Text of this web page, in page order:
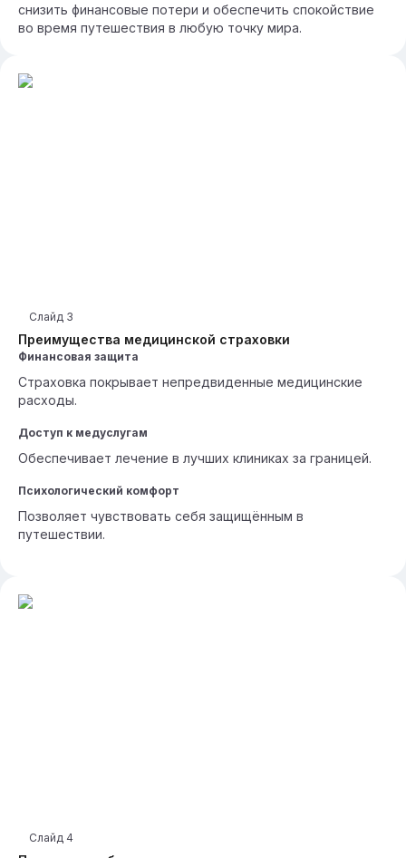
снизить финансовые потери и обеспечить спокойствие
во время путешествия в любую точку мира.
Преимущества медицинской страховки
Слайд 3
Финансовая защита
Страховка покрывает непредвиденные медицинские
расходы.
Доступ к медуслугам
Обеспечивает лечение в лучших клиниках за границей.
Психологический комфорт
Позволяет чувствовать себя защищённым в
путешествии.
Слайд 4